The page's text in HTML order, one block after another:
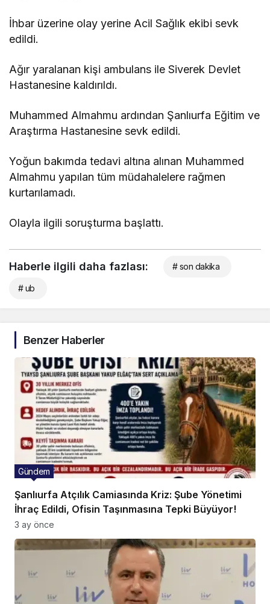
İhbar üzerine olay yerine Acil Sağlık ekibi sevk
edildi.
Ağır yaralanan kişi ambulans ile Siverek Devlet
Hastanesine kaldırıldı.
Muhammed Almahmu ardından Şanlıurfa Eğitim ve
Araştırma Hastanesine sevk edildi.
Yoğun bakımda tedavi altına alınan Muhammed
Almahmu yapılan tüm müdahalelere rağmen
kurtarılamadı.
Olayla ilgili soruşturma başlattı.
Haberle ilgili daha fazlası: # son dakika
# ub
Benzer Haberler
Şanlıurfa Atçılık Camiasında Kriz: Şube Yönetimi
İhraç Edildi, Ofisin Taşınmasına Tepki Büyüyor!
Gündem
3 ay önce